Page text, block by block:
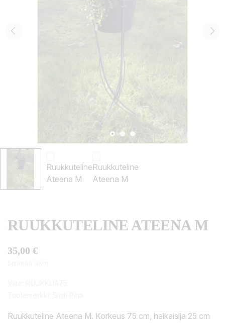
RUUKKUTELINE ATEENA M
35,00 €
Ruukkuteline Ateena M. Korkeus 75 cm, halkaisija 25 cm